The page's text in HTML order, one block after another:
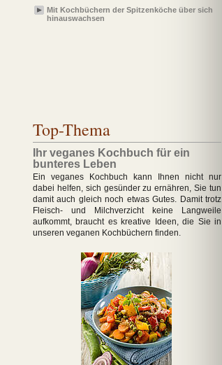
Mit Kochbüchern der Spitzenköche über sich
hinauswachsen
Top-Thema
Ihr veganes Kochbuch für ein
bunteres Leben
Ein veganes Kochbuch kann Ihnen nicht nur
dabei helfen, sich gesünder zu ernähren, Sie tun
damit auch gleich noch etwas Gutes. Damit trotz
Fleisch- und Milchverzicht keine Langweile
aufkommt, braucht es kreative Ideen, die Sie in
unseren veganen Kochbüchern finden.